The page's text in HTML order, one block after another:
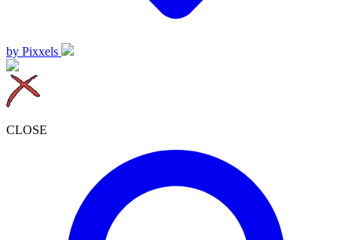
by Pixxels
CLOSE